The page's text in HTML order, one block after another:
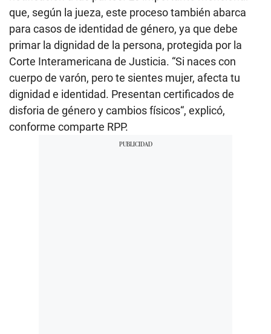
SEGUIR EN EL PODER JUDICIAL
PARA CAMBIAR DE NOMBRE?
De acuerdo con la explicación de Rocío Romero
Zumaeta, jueza de la Tercera Sala Civil de la Corte
de Lima, los peruanos que tienen la intención de
cambiarse de nombre lo hacen generalmente
porque sufrieron discriminación o bullying. De esta